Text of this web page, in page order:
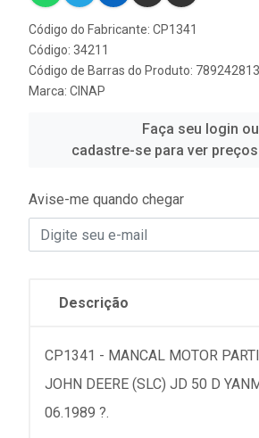
Código do Fabricante: CP1341
Código: 34211
Código de Barras do Produto:
Marca: CINAP
Faça seu login ou
cadastre-se para ver
Avise-me quando chegar
Descrição
CP1341 - MANCAL MOTOR
JOHN DEERE (SLC) JD 50 D
06.1989 ?.